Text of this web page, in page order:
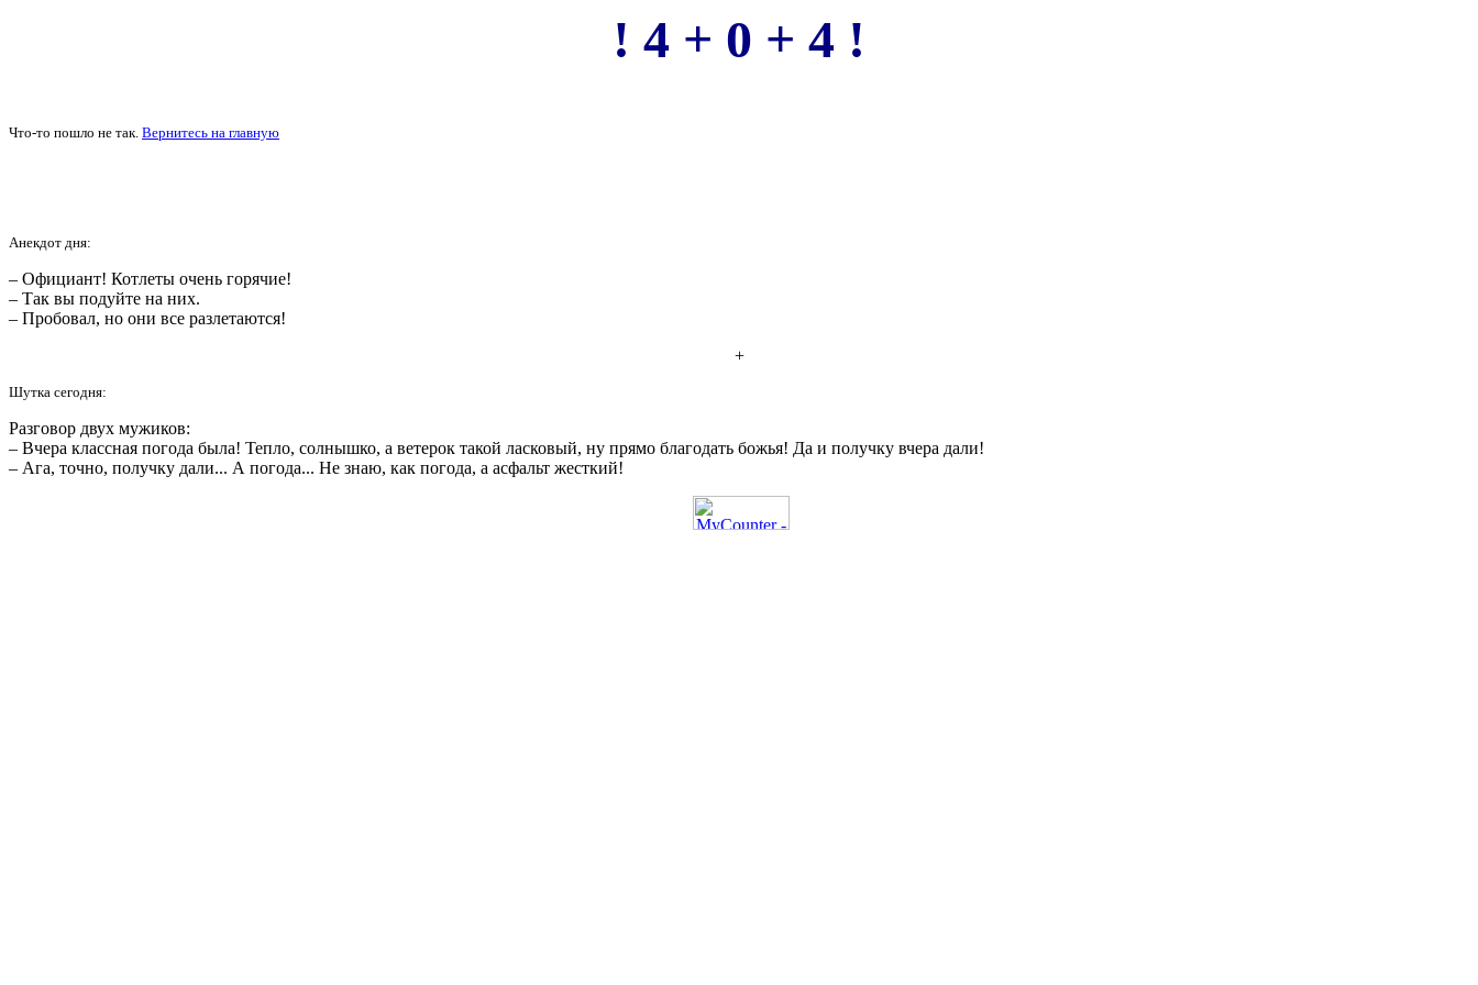
! 4 + 0 + 4 !
Что-то пошло не так. Вернитесь на главную
Анекдот дня:
– Официант! Котлеты очень горячие!
– Так вы подуйте на них.
– Пробовал, но они все разлетаются!
+
Шутка сегодня:
Разговор двух мужиков:
– Вчера классная погода была! Тепло, солнышко, а ветерок такой ласковый, ну прямо благодать божья! Да и получку вчера дали!
– Ага, точно, получку дали... А погода... Не знаю, как погода, а асфальт жесткий!